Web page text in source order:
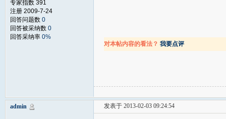
专家指数 391
注册 2009-7-24
回答问题数 0
回答被采纳数 0
回答采纳率 0%
对本帖内容的看法？ 我要点评
admin 发表于 2013-02-03 09:24:54